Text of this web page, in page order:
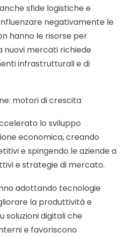
sfide logistiche e
negativamente le
hanno le risorse per
nuovi mercati richiede
infrastrutturali e di
motori di crescita
lo sviluppo
economica, creando
e spingendo le aziende a
e strategie di mercato.
adottando tecnologie
la produttività e
soluzioni digitali che
e favoriscono